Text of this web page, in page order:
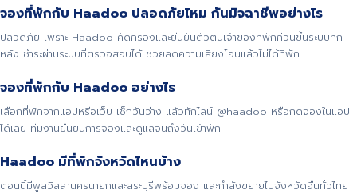
จองที่พักกับ Haadoo ปลอดภัยไหม กันมิจฉาชีพอย่างไร
ปลอดภัย เพราะ Haadoo คัดกรองและยืนยันตัวตนเจ้าของที่พักก่อนขึ้นระบบทุก
หลัง ชำระผ่านระบบที่ตรวจสอบได้ ช่วยลดความเสี่ยงโอนแล้วไม่ได้ที่พัก
จองที่พักกับ Haadoo อย่างไร
เลือกที่พักจากแอปหรือเว็บ เช็กวันว่าง แล้วทักไลน์ @haadoo หรือกดจองในแอป
ได้เลย ทีมงานยืนยันการจองและดูแลจนถึงวันเข้าพัก
Haadoo มีที่พักจังหวัดไหนบ้าง
ตอนนี้มีพูลวิลล่านครนายกและสระบุรีพร้อมจอง และกำลังขยายไปจังหวัดอื่นทั่วไทย